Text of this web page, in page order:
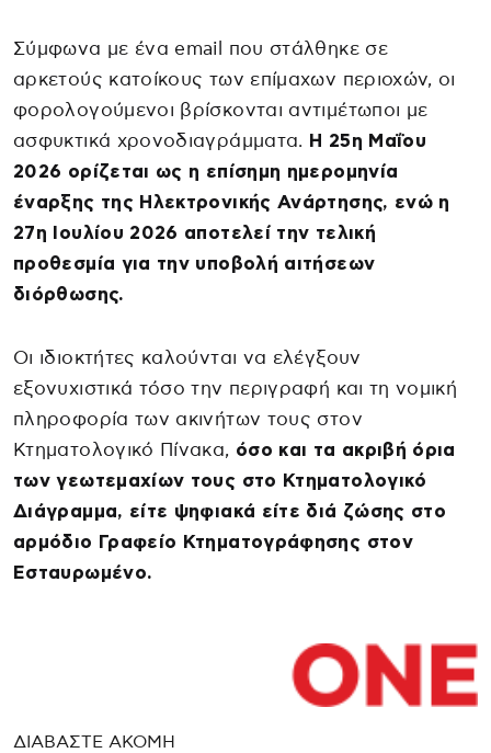
Σύμφωνα με ένα email που στάλθηκε σε
αρκετούς κατοίκους των επίμαχων περιοχών, οι
φορολογούμενοι βρίσκονται αντιμέτωποι με
ασφυκτικά χρονοδιαγράμματα. Η 25η Μαΐου
2026 ορίζεται ως η επίσημη ημερομηνία
έναρξης της Ηλεκτρονικής Ανάρτησης, ενώ η
27η Ιουλίου 2026 αποτελεί την τελική
προθεσμία για την υποβολή αιτήσεων
διόρθωσης.
Οι ιδιοκτήτες καλούνται να ελέγξουν
εξονυχιστικά τόσο την περιγραφή και τη νομική
πληροφορία των ακινήτων τους στον
Κτηματολογικό Πίνακα, όσο και τα ακριβή όρια
των γεωτεμαχίων τους στο Κτηματολογικό
Διάγραμμα, είτε ψηφιακά είτε διά ζώσης στο
αρμόδιο Γραφείο Κτηματογράφησης στον
Εσταυρωμένο.
ΔΙΑΒΑΣΤΕ ΑΚΟΜΗ